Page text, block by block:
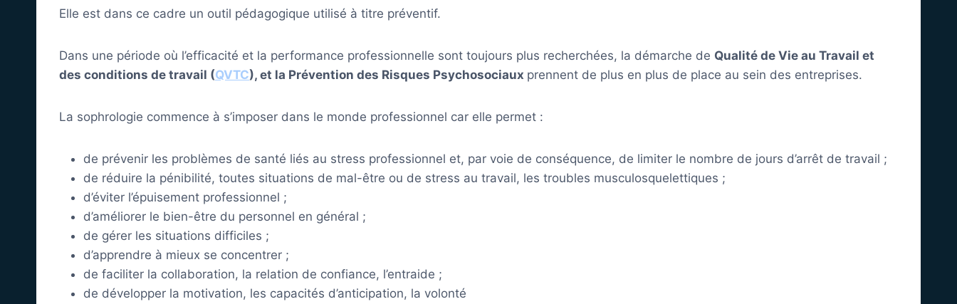
Elle est dans ce cadre un outil pédagogique utilisé à titre préventif.
Dans une période où l’efficacité et la performance professionnelle sont toujours plus recherchées, la démarche de Qualité de Vie au Travail et
des conditions de travail (QVTC), et la Prévention des Risques Psychosociaux prennent de plus en plus de place au sein des entreprises.
La sophrologie commence à s’imposer dans le monde professionnel car elle permet :
de prévenir les problèmes de santé liés au stress professionnel et, par voie de conséquence, de limiter le nombre de jours d’arrêt de travail ;
de réduire la pénibilité, toutes situations de mal-être ou de stress au travail, les troubles musculosquelettiques ;
d’éviter l’épuisement professionnel ;
d’améliorer le bien-être du personnel en général ;
de gérer les situations difficiles ;
d’apprendre à mieux se concentrer ;
de faciliter la collaboration, la relation de confiance, l’entraide ;
de développer la motivation, les capacités d’anticipation, la volonté